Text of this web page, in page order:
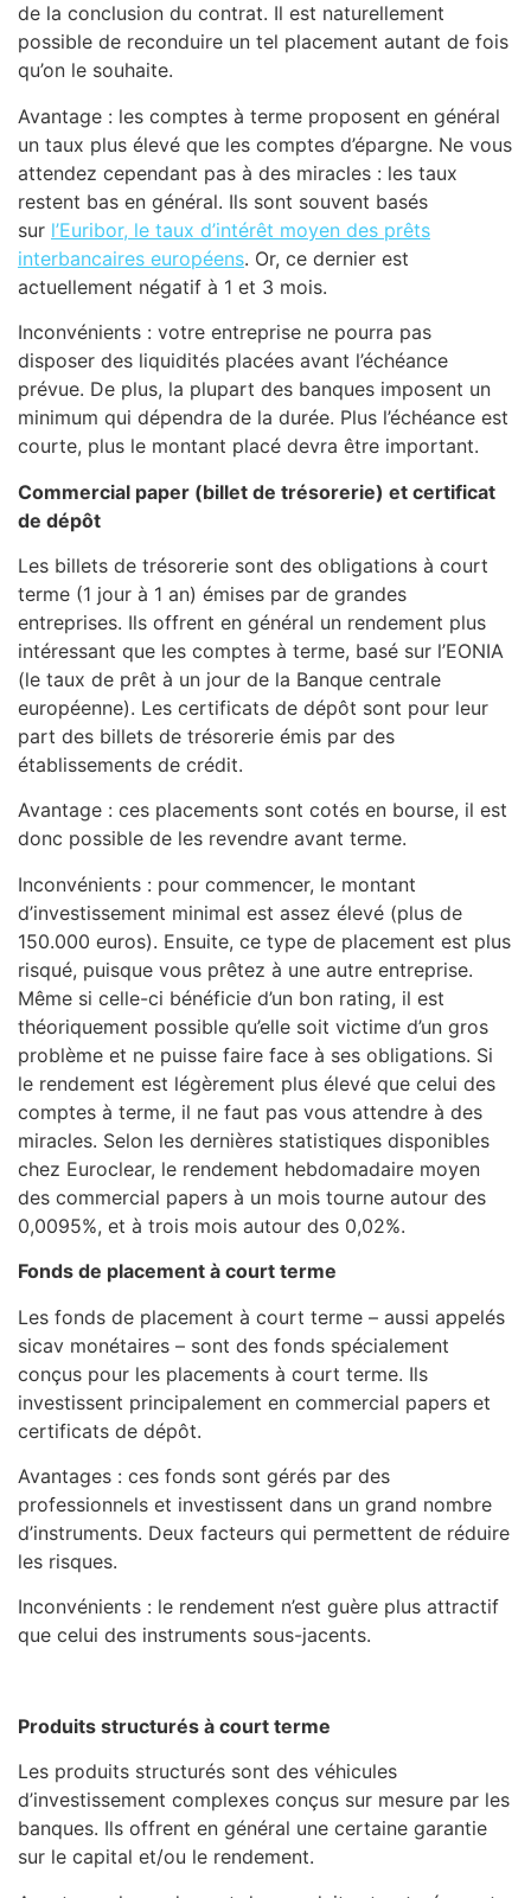
de la conclusion du contrat. Il est naturellement
possible de reconduire un tel placement autant de fois
qu’on le souhaite.
Avantage : les comptes à terme proposent en général
un taux plus élevé que les comptes d’épargne. Ne vous
attendez cependant pas à des miracles : les taux
restent bas en général. Ils sont souvent basés
sur l’Euribor, le taux d’intérêt moyen des prêts
interbancaires européens. Or, ce dernier est
actuellement négatif à 1 et 3 mois.
Inconvénients : votre entreprise ne pourra pas
disposer des liquidités placées avant l’échéance
prévue. De plus, la plupart des banques imposent un
minimum qui dépendra de la durée. Plus l’échéance est
courte, plus le montant placé devra être important.
Commercial paper (billet de trésorerie) et certificat
de dépôt
Les billets de trésorerie sont des obligations à court
terme (1 jour à 1 an) émises par de grandes
entreprises. Ils offrent en général un rendement plus
intéressant que les comptes à terme, basé sur l’EONIA
(le taux de prêt à un jour de la Banque centrale
européenne). Les certificats de dépôt sont pour leur
part des billets de trésorerie émis par des
établissements de crédit.
Avantage : ces placements sont cotés en bourse, il est
donc possible de les revendre avant terme.
Inconvénients : pour commencer, le montant
d’investissement minimal est assez élevé (plus de
150.000 euros). Ensuite, ce type de placement est plus
risqué, puisque vous prêtez à une autre entreprise.
Même si celle-ci bénéficie d’un bon rating, il est
théoriquement possible qu’elle soit victime d’un gros
problème et ne puisse faire face à ses obligations. Si
le rendement est légèrement plus élevé que celui des
comptes à terme, il ne faut pas vous attendre à des
miracles. Selon les dernières statistiques disponibles
chez Euroclear, le rendement hebdomadaire moyen
des commercial papers à un mois tourne autour des
0,0095%, et à trois mois autour des 0,02%.
Fonds de placement à court terme
Les fonds de placement à court terme – aussi appelés
sicav monétaires – sont des fonds spécialement
conçus pour les placements à court terme. Ils
investissent principalement en commercial papers et
certificats de dépôt.
Avantages : ces fonds sont gérés par des
professionnels et investissent dans un grand nombre
d’instruments. Deux facteurs qui permettent de réduire
les risques.
Inconvénients : le rendement n’est guère plus attractif
que celui des instruments sous-jacents.
Produits structurés à court terme
Les produits structurés sont des véhicules
d’investissement complexes conçus sur mesure par les
banques. Ils offrent en général une certaine garantie
sur le capital et/ou le rendement.